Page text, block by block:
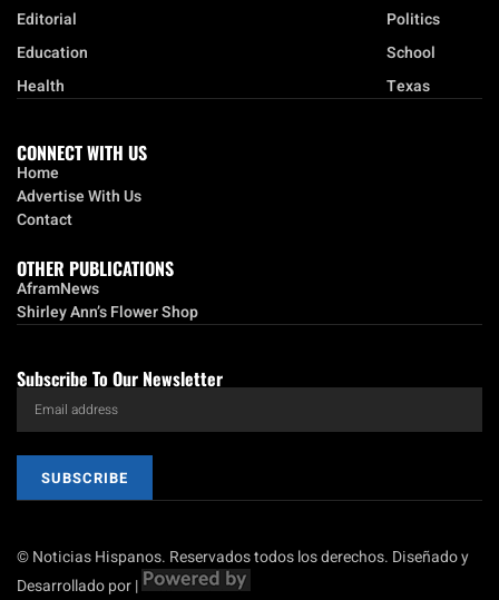
Editorial
Education
Health
Politics
School
Texas
CONNECT WITH US
Home
Advertise With Us
Contact
OTHER PUBLICATIONS
AframNews
Shirley Ann’s Flower Shop
Subscribe To Our Newsletter
SUBSCRIBE
© Noticias Hispanos. Reservados todos los derechos. Diseñado y
Desarrollado por |